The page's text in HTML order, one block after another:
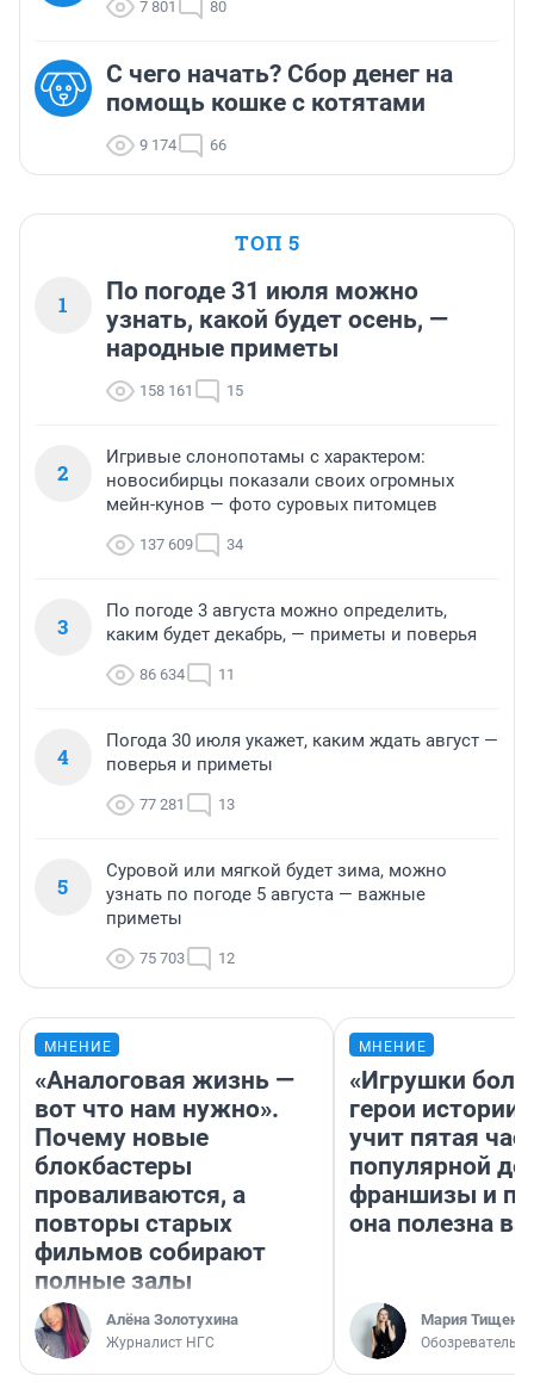
7 801 80
С чего начать? Сбор денег на
помощь кошке с котятами
9 174 66
ТОП 5
1
По погоде 31 июля можно
узнать, какой будет осень, —
народные приметы
158 161 15
2
Игривые слонопотамы с характером:
новосибирцы показали своих огромных
мейн-кунов — фото суровых питомцев
137 609 34
3
По погоде 3 августа можно определить,
каким будет декабрь, — приметы и поверья
86 634 11
4
Погода 30 июля укажет, каким ждать август —
поверья и приметы
77 281 13
5
Суровой или мягкой будет зима, можно
узнать по погоде 5 августа — важные
приметы
75 703 12
МНЕНИЕ
«Аналоговая жизнь —
вот что нам нужно».
Почему новые
блокбастеры
проваливаются, а
повторы старых
фильмов собирают
полные залы
Алёна Золотухина
Журналист НГС
МНЕНИЕ
«Игрушки
герои
учит пятая
популярной
франшизы и
она полезна
Мария Тищенко
Обозреватель